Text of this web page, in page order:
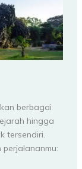
berbagai
hingga
tersendiri.